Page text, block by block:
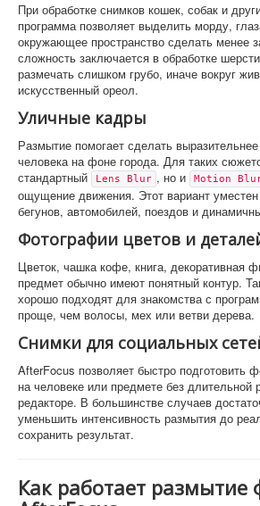
При обработке снимков кошек, собак и
программа позволяет выделить морду,
окружающее пространство сделать менее
сложность заключается в обработке
размечать слишком грубо, иначе вокруг
искусственный ореол.
Уличные кадры
Размытие помогает сделать
человека на фоне города. Для таких
стандартный
Lens Blur , но и Motion
ощущение движения. Этот вариант
бегунов, автомобилей, поездов и
Фотографии цветов и
Цветок, чашка кофе, книга, декоративная
предмет обычно имеют понятный контур.
хорошо подходят для знакомства с
проще, чем волосы, мех или ветви дерева.
Снимки для социальных
AfterFocus позволяет быстро подготовить
на человеке или предмете без длительной
редакторе. В большинстве случаев
уменьшить интенсивность размытия до
сохранить результат.
Как работает размытие